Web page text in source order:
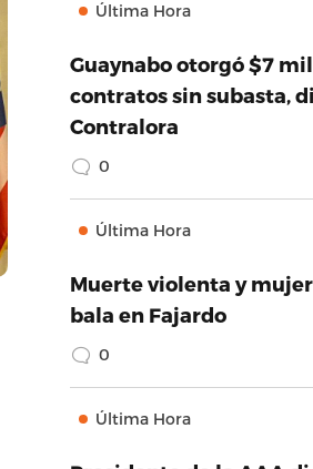
Última Hora
Guaynabo otorgó $7
contratos sin subasta,
Contralora
0
Última Hora
Muerte violenta y
bala en Fajardo
0
Última Hora